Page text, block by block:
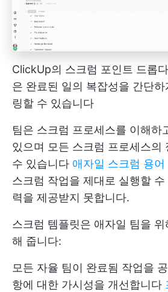
ClickUp의 스크럼 포인트 드롭
은 완료된 일의 복잡성을 간단
링할 수 있습니다
팀은 스크럼 프로세스를 이해하
있으며 모든 스크럼 프로세스의
수 있습니다 애자일 스크럼 용어
스크럼 작업을 제대로 실행할
력을 제공받지 못합니다.
스크럼 템플릿은 애자일 팀을
해 줍니다:
모든 자율 팀이 완료됨 작업을
항에 대한 가시성을 개선합니다